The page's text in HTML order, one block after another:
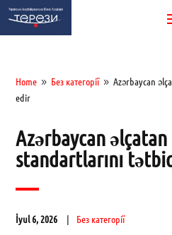
Home 9 Без категорії 9 Azərbaycan
edir
Azərbaycan
standartlarını
İyul 6, 2026 Без категорії